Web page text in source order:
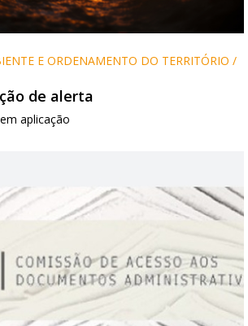
E ORDENAMENTO DO TERRITÓRIO /
de alerta
aplicação